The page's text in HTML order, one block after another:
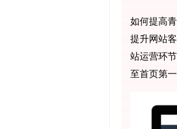
如何提高
提升网站
站运营环
至首页第